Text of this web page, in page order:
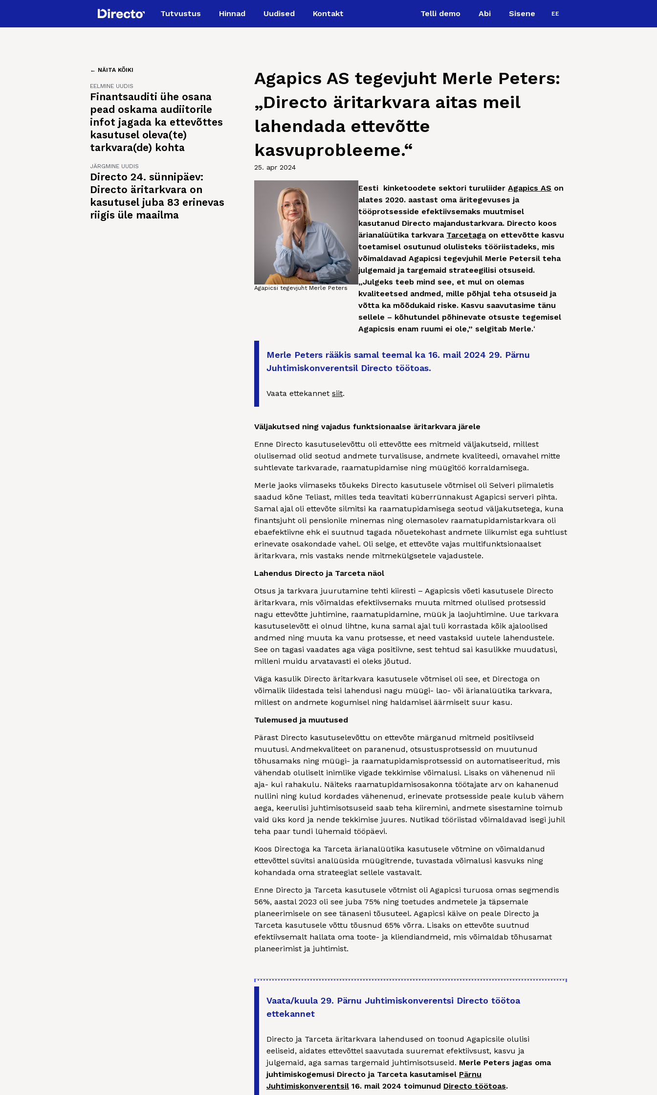
Tutvustus Hinnad Uudised Kontakt Telli demo Abi Sisene EE
← NÄITA KÕIKI
EELMINE UUDIS
Finantsauditi ühe osana
pead oskama audiitorile
infot jagada ka ettevõttes
kasutusel oleva(te)
tarkvara(de) kohta
JÄRGMINE UUDIS
Directo 24. sünnipäev:
Directo äritarkvara on
kasutusel juba 83 erinevas
riigis üle maailma
Agapics AS tegevjuht Merle Peters:
„Directo äritarkvara aitas meil
lahendada ettevõtte
kasvuprobleeme.“
25. apr 2024
Agapicsi tegevjuht Merle Peters
Eesti kinketoodete sektori turuliiderAgapics AS on
alates 2020. aastast oma äritegevuses ja
tööprotsesside efektiivsemaks muutmisel
kasutanud Directo majandustarkvara. Directo koos
ärianalüütika tarkvara Tarcetagaon ettevõtte kasvu
toetamisel osutunud olulisteks tööriistadeks, mis
võimaldavad Agapicsi tegevjuhil Merle Petersil teha
julgemaid ja targemaid strateegilisi otsuseid.
„Julgeks teeb mind see, et mul on olemas
kvaliteetsed andmed, mille põhjal teha otsuseid ja
võtta ka mõõdukaid riske. Kasvu saavutasime tänu
sellele – kõhutundel põhinevate otsuste tegemisel
Agapicsis enam ruumi ei ole,” selgitab Merle.‘
Merle Peters rääkis samal teemal ka 16. mail 2024 29. Pärnu
Juhtimiskonverentsil Directo töötoas.
Vaata ettekannet siit.
Väljakutsed ning vajadus funktsionaalse äritarkvara järele
Enne Directo kasutuselevõttu oli ettevõtte ees mitmeid väljakutseid, millest
olulisemad olid seotud andmete turvalisuse, andmete kvaliteedi, omavahel mitte
suhtlevate tarkvarade, raamatupidamise ning müügitöö korraldamisega.
Merle jaoks viimaseks tõukeks Directo kasutusele võtmisel oli Selveri piimaletis
saadud kõne Teliast, milles teda teavitati küberrünnakust Agapicsi serveri pihta.
Samal ajal oli ettevõte silmitsi ka raamatupidamisega seotud väljakutsetega, kuna
finantsjuht oli pensionile minemas ning olemasolev raamatupidamistarkvara oli
ebaefektiivne ehk ei suutnud tagada nõuetekohast andmete liikumist ega suhtlust
erinevate osakondade vahel. Oli selge, et ettevõte vajas multifunktsionaalset
äritarkvara, mis vastaks nende mitmekülgsetele vajadustele.
Lahendus Directo ja Tarceta näol
Otsus ja tarkvara juurutamine tehti kiiresti – Agapicsis võeti kasutusele Directo
äritarkvara, mis võimaldas efektiivsemaks muuta mitmed olulised protsessid
nagu ettevõtte juhtimine, raamatupidamine, müük ja laojuhtimine. Uue tarkvara
kasutuselevõtt ei olnud lihtne, kuna samal ajal tuli korrastada kõik ajaloolised
andmed ning muuta ka vanu protsesse, et need vastaksid uutele lahendustele.
See on tagasi vaadates aga väga positiivne, sest tehtud sai kasulikke muudatusi,
milleni muidu arvatavasti ei oleks jõutud.
Väga kasulik Directo äritarkvara kasutusele võtmisel oli see, et Directoga on
võimalik liidestada teisi lahendusi nagu müügi- lao- või ärianalüütika tarkvara,
millest on andmete kogumisel ning haldamisel äärmiselt suur kasu.
Tulemused ja muutused
Pärast Directo kasutuselevõttu on ettevõte märganud mitmeid positiivseid
muutusi. Andmekvaliteet on paranenud, otsustusprotsessid on muutunud
tõhusamaks ning müügi- ja raamatupidamisprotsessid on automatiseeritud, mis
vähendab oluliselt inimlike vigade tekkimise võimalusi. Lisaks on vähenenud nii
aja- kui rahakulu. Näiteks raamatupidamisosakonna töötajate arv on kahanenud
nullini ning kulud kordades vähenenud, erinevate protsesside peale kulub vähem
aega, keerulisi juhtimisotsuseid saab teha kiiremini, andmete sisestamine toimub
vaid üks kord ja nende tekkimise juures. Nutikad tööriistad võimaldavad isegi juhil
teha paar tundi lühemaid tööpäevi.
Koos Directoga ka Tarceta ärianalüütika kasutusele võtmine on võimaldanud
ettevõttel süvitsi analüüsida müügitrende, tuvastada võimalusi kasvuks ning
kohandada oma strateegiat sellele vastavalt.
Enne Directo ja Tarceta kasutusele võtmist oli Agapicsi turuosa omas segmendis
56%, aastal 2023 oli see juba 75% ning toetudes andmetele ja täpsemale
planeerimisele on see tänaseni tõusuteel. Agapicsi käive on peale Directo ja
Tarceta kasutusele võttu tõusnud 65% võrra. Lisaks on ettevõte suutnud
efektiivsemalt hallata oma toote- ja kliendiandmeid, mis võimaldab tõhusamat
planeerimist ja juhtimist.
Vaata/kuula 29. Pärnu Juhtimiskonverentsi Directo töötoa
ettekannet
Directo ja Tarceta äritarkvara lahendused on toonud Agapicsile olulisi
eeliseid, aidates ettevõttel saavutada suuremat efektiivsust, kasvu ja
julgemaid, aga samas targemaid juhtimisotsuseid. Merle Peters jagas oma
juhtimiskogemusi Directo ja Tarceta kasutamisel Pärnu
Juhtimiskonverentsil 16. mail 2024 toimunud Directo töötoas.